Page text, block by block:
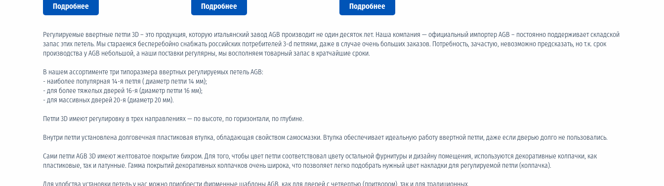
Подробнее Подробнее Подробнее
Регулируемые ввертные петли 3D – это продукция, которую итальянский завод AGB производит не один десяток лет. Наша компания — официальный импортер AGB – постоянно поддерживает складской
запас этих петель. Мы стараемся бесперебойно снабжать российских потребителей 3-d петлями, даже в случае очень больших заказов. Потребность, зачастую, невозможно предсказать, но т.к. срок
производства у AGB небольшой, а наши поставки регулярны, мы восполняем товарный запас в кратчайшие сроки.
В нашем ассортименте три типоразмера ввертных регулируемых петель AGB:
- наиболее популярная 14-я петля ( диаметр петли 14 мм);
- для более тяжелых дверей 16-я (диаметр петли 16 мм);
- для массивных дверей 20-я (диаметр 20 мм).
Петли 3D имеют регулировку в трех направлениях — по высоте, по горизонтали, по глубине.
Внутри петли установлена долговечная пластиковая втулка, обладающая свойством самосмазки. Втулка обеспечивает идеальную работу ввертной петли, даже если дверью долго не пользовались.
Сами петли AGB 3D имеют желтоватое покрытие бихром. Для того, чтобы цвет петли соответствовал цвету остальной фурнитуры и дизайну помещения, используются декоративные колпачки, как
пластиковые, так и латунные. Гамма покрытий декоративных колпачков очень широка, что позволяет легко подобрать нужный цвет накладки для регулируемой петли (колпачка).
Для удобства установки петель у нас можно приобрестифирменные шаблоны AGB, как для дверей с четвертью (притвором), так и для традиционных.